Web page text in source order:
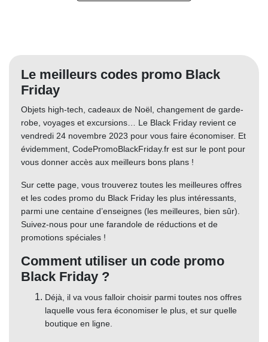
Le meilleurs codes promo Black
Friday
Objets high-tech, cadeaux de Noël, changement de garde-
robe, voyages et excursions… Le Black Friday revient ce
vendredi 24 novembre 2023 pour vous faire économiser. Et
évidemment, CodePromoBlackFriday.fr est sur le pont pour
vous donner accès aux meilleurs bons plans !
Sur cette page, vous trouverez toutes les meilleures offres
et les codes promo du Black Friday les plus intéressants,
parmi une centaine d’enseignes (les meilleures, bien sûr).
Suivez-nous pour une farandole de réductions et de
promotions spéciales !
Comment utiliser un code promo
Black Friday ?
Déjà, il va vous falloir choisir parmi toutes nos offres
laquelle vous fera économiser le plus, et sur quelle
boutique en ligne.